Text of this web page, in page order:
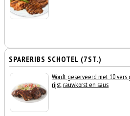
SPARERIBS SCHOTEL (7ST.)
Wordt geserveerd met 10 vers
rijst, rauwkorst en saus